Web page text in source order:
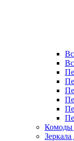
Комоды
Зеркала